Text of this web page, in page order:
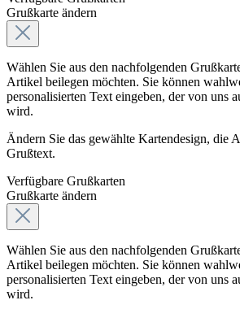
Grußkarte ändern
Wählen Sie aus den nachfolgenden
Artikel beilegen möchten. Sie können
personalisierten Text eingeben, der von uns
wird.
Ändern Sie das gewählte Kartendesign, die
Grußtext.
Verfügbare Grußkarten
Grußkarte ändern
Wählen Sie aus den nachfolgenden
Artikel beilegen möchten. Sie können
personalisierten Text eingeben, der von uns
wird.